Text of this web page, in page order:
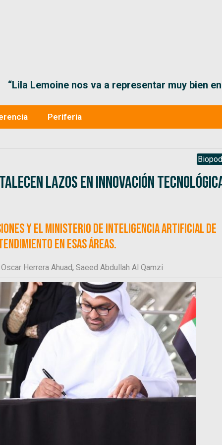
“Lila Lemoine nos va a representar muy bien
Periferia
lazos en innovación
y el Ministerio de Inteligencia Artificial de
en esas áreas.
Oscar Herrera Ahuad, Saeed Abdullah Al Qamzi